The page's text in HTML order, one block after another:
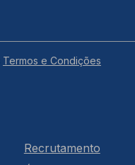
Termos e Condições
Recrutamento